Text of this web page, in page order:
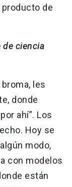
producto de
de ciencia
les
donde
ahí”. Los
Hoy se
modo,
con modelos
están